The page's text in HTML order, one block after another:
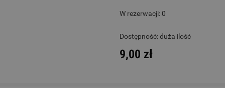
W rezerwacji: 0
Dostępność:duża ilość
9,00 zł